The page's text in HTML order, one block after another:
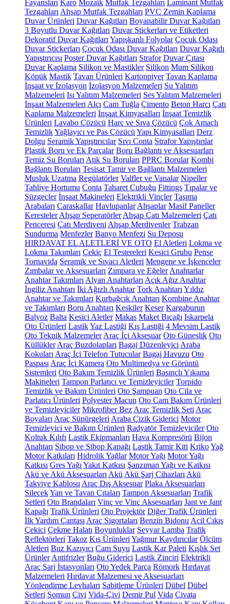
Fayansları Karo Mozaik Mutfak Tezgahları Laminant Mutfak
Tezgahları Ahşap Mutfak Tezgahları PVC Zemin Kaplama
Duvar Ürünleri Duvar Kağıtları Boyanabilir Duvar Kağıtları
3 Boyutlu Duvar Kağıtları Duvar Stickerları ve Etiketleri
Dekoratif Duvar Kağıtları Yapışkanlı Folyolar Çocuk Odası
Duvar Stickerları Çocuk Odası Duvar Kağıtları Duvar Kağıdı
Yapıştırıcısı Poster Duvar Kağıtları Strafor Duvar Çıtası
Duvar Kaplama Silikon ve Mastikler Silikon Mum Silikon
Köpük Mastik Tavan Ürünleri Kartonpiyer Tavan Kaplama
İnşaat ve İzolasyon İzolasyon Malzemeleri Su Yalıtım
Malzemeleri Isı Yalıtım Malzemeleri Ses Yalıtım Malzemeleri
İnşaat Malzemeleri Alçı Cam Tuğla Çimento Beton Harcı Çatı
Kaplama Malzemeleri İnşaat Kimyasalları İnşaat Temizlik
Ürünleri Lavabo Çözücü Harç ve Sıva Çözücü Çok Amaçlı
TemizlikYağlayıcı ve Pas Çözücü Yapı Kimyasalları Derz
Dolgu Seramik Yapıştırıcılar Sıvı Conta Strafor Yapıştırılar
Plastik Boru ve Ek Parçalar Boru Bağlantı ve Aksesuarları
Temiz Su Boruları Atık Su Boruları PPRC Borular Kombi
Bağlantı Boruları Tesisat Tamir ve Bağlantı Malzemeleri
Musluk Uzatma Regülatörler Valfler ve Vanalar Nipeller
Tahliye Hortumu Conta Taharet Çubuğu Fittings Tıpalar ve
Süzgeçler İnşaat Makineleri Elektrikli Vinçler Taşıma
Arabaları Caraskallar Havlupanlar Ahşaplar Masif Paneller
Keresteler Ahşap Seperatörler Ahşap Çatı Malzemeleri Çatı
Penceresi Çatı Merdiveni Ahşap Merdivenler Trabzan
Sundurma Menfezler Banyo Menfezi Su Deposu
HIRDAVAT EL ALETLERİ VE OTO El Aletleri Lokma ve
Lokma Takımları Çekiç El Testereleri Kesici Grubu Pense
Tornavida Seramik ve Sıvacı Aletleri Mengene ve İşkenceler
Zımbalar ve Aksesuarları Zımpara ve Eğeler Anahtarlar
Anahtar Takımları Alyan Anahtarları Açık Ağız Anahtar
İngiliz Anahtarı İki Ağızlı Anahtar Tork Anahtarı Yıldız
Anahtar ve Takımları Kurbağcık Anahtarı Kombine Anahtar
ve Takımları Boru Anahtarı Keskiler Keser Kargaburun
Balyoz Balta Kesici Aletler Makas Maket Bıçağı Iskarpela
Oto Ürünleri LastikYaz Lastiği Kış Lastiği 4 Mevsim Lastik
Oto Teknik Malzemeler Araç İçi Aksesuar Oto Güneşlik Oto
Küllükler Araç Buzdolapları Bagaj Düzenleyici Araba
Kokuları Araç İçi Telefon Tutucular Bagaj Havuzu Oto
Paspası Araç İçi Kamera Oto Multimedya ve Görüntü
Sistemleri Oto Bakım Temizlik Ürünleri Basınçlı Yıkama
Makineleri Tampon Parlatıcı ve Temizleyiciler Torpido
Temizlik ve Bakım Ürünleri Oto Şampuan Oto Cila ve
Parlatıcı Ürünleri Polyester Macun Oto Cam Bakım Ürünleri
ve Temizleyiciler Mikrofiber Bez Araç Temizlik Seti Araç
Boyaları Araç Süpürgeleri Araba Çizik Giderici Motor
Temizleyici ve Bakım Ürünleri Radyatör Temizleyiciler Oto
Koltuk Kılıfı Lastik Ekipmanları Hava Kompresörü Bijon
Anahtarı Sibop ve Sibop Kapağı Lastik Tamir Kiti KrikoYağ
Motor Katkıları Hidrolik Yağlar Motor Yağı Motor Yağı
Katkısı Gres Yağı Yakıt Katkısı Şanzıman Yağı ve Katkısı
Akü ve Akü Aksesuarları Akü Akü Şarj Cihazları Akü
Takviye Kablosu Araç Dış Aksesuar Plaka Aksesuarları
SilecekYan ve Tavan Çıtaları Tampon Aksesuarları Trafik
Setleri Oto Brandaları Vinç ve Vinç Aksesuarları Jant ve Jant
Kapağı Trafik Ürünleri Oto Projektör Diğer Trafik Ürünleri
İlk Yardım Çantası Araç Sigortaları Benzin Bidonu Acil Çıkış
Çekici Çekme Halatı Boyunluklar Seyyar Lamba Trafik
Reflektörleri Takoz Kış Ürünleri Yağmur Kaydırıcılar Ölçüm
Aletleri Buz Kazıyıcı Cam Suyu Lastik Kar Paleti Kışlık Set
Ürünler Antifrizler Buğu Giderici Lastik Zinciri Elektrikli
Araç Şarj İstasyonları Oto Yedek Parça Römork Hırdavat
Malzemeleri Hırdavat Malzemesi ve Aksesuarları
Yönlendirme Levhaları Sabitleme Ürünleri Dübel Dübel
Setleri Somun Çivi Vida-Çivi Demir Pul Vida Civata